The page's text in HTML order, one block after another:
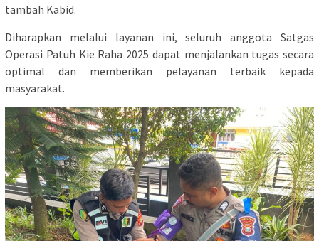
tambah Kabid.
Diharapkan melalui layanan ini, seluruh anggota Satgas
Operasi Patuh Kie Raha 2025 dapat menjalankan tugas secara
optimal dan memberikan pelayanan terbaik kepada
masyarakat.